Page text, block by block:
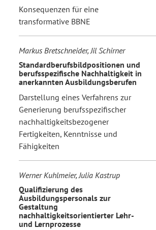
Konsequenzen für eine
transformative BBNE
Markus Bretschneider, Jil Schirner
Standardberufsbildpositionen und
berufsspezifische Nachhaltigkeit in
anerkannten Ausbildungsberufen
Darstellung eines Verfahrens zur
Generierung berufsspezifischer
nachhaltigkeitsbezogener
Fertigkeiten, Kenntnisse und
Fähigkeiten
Werner Kuhlmeier, Julia Kastrup
Qualifizierung des
Ausbildungspersonals zur
Gestaltung
nachhaltigkeitsorientierter Lehr-
und Lernprozesse